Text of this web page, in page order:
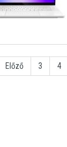
Előző 3 4